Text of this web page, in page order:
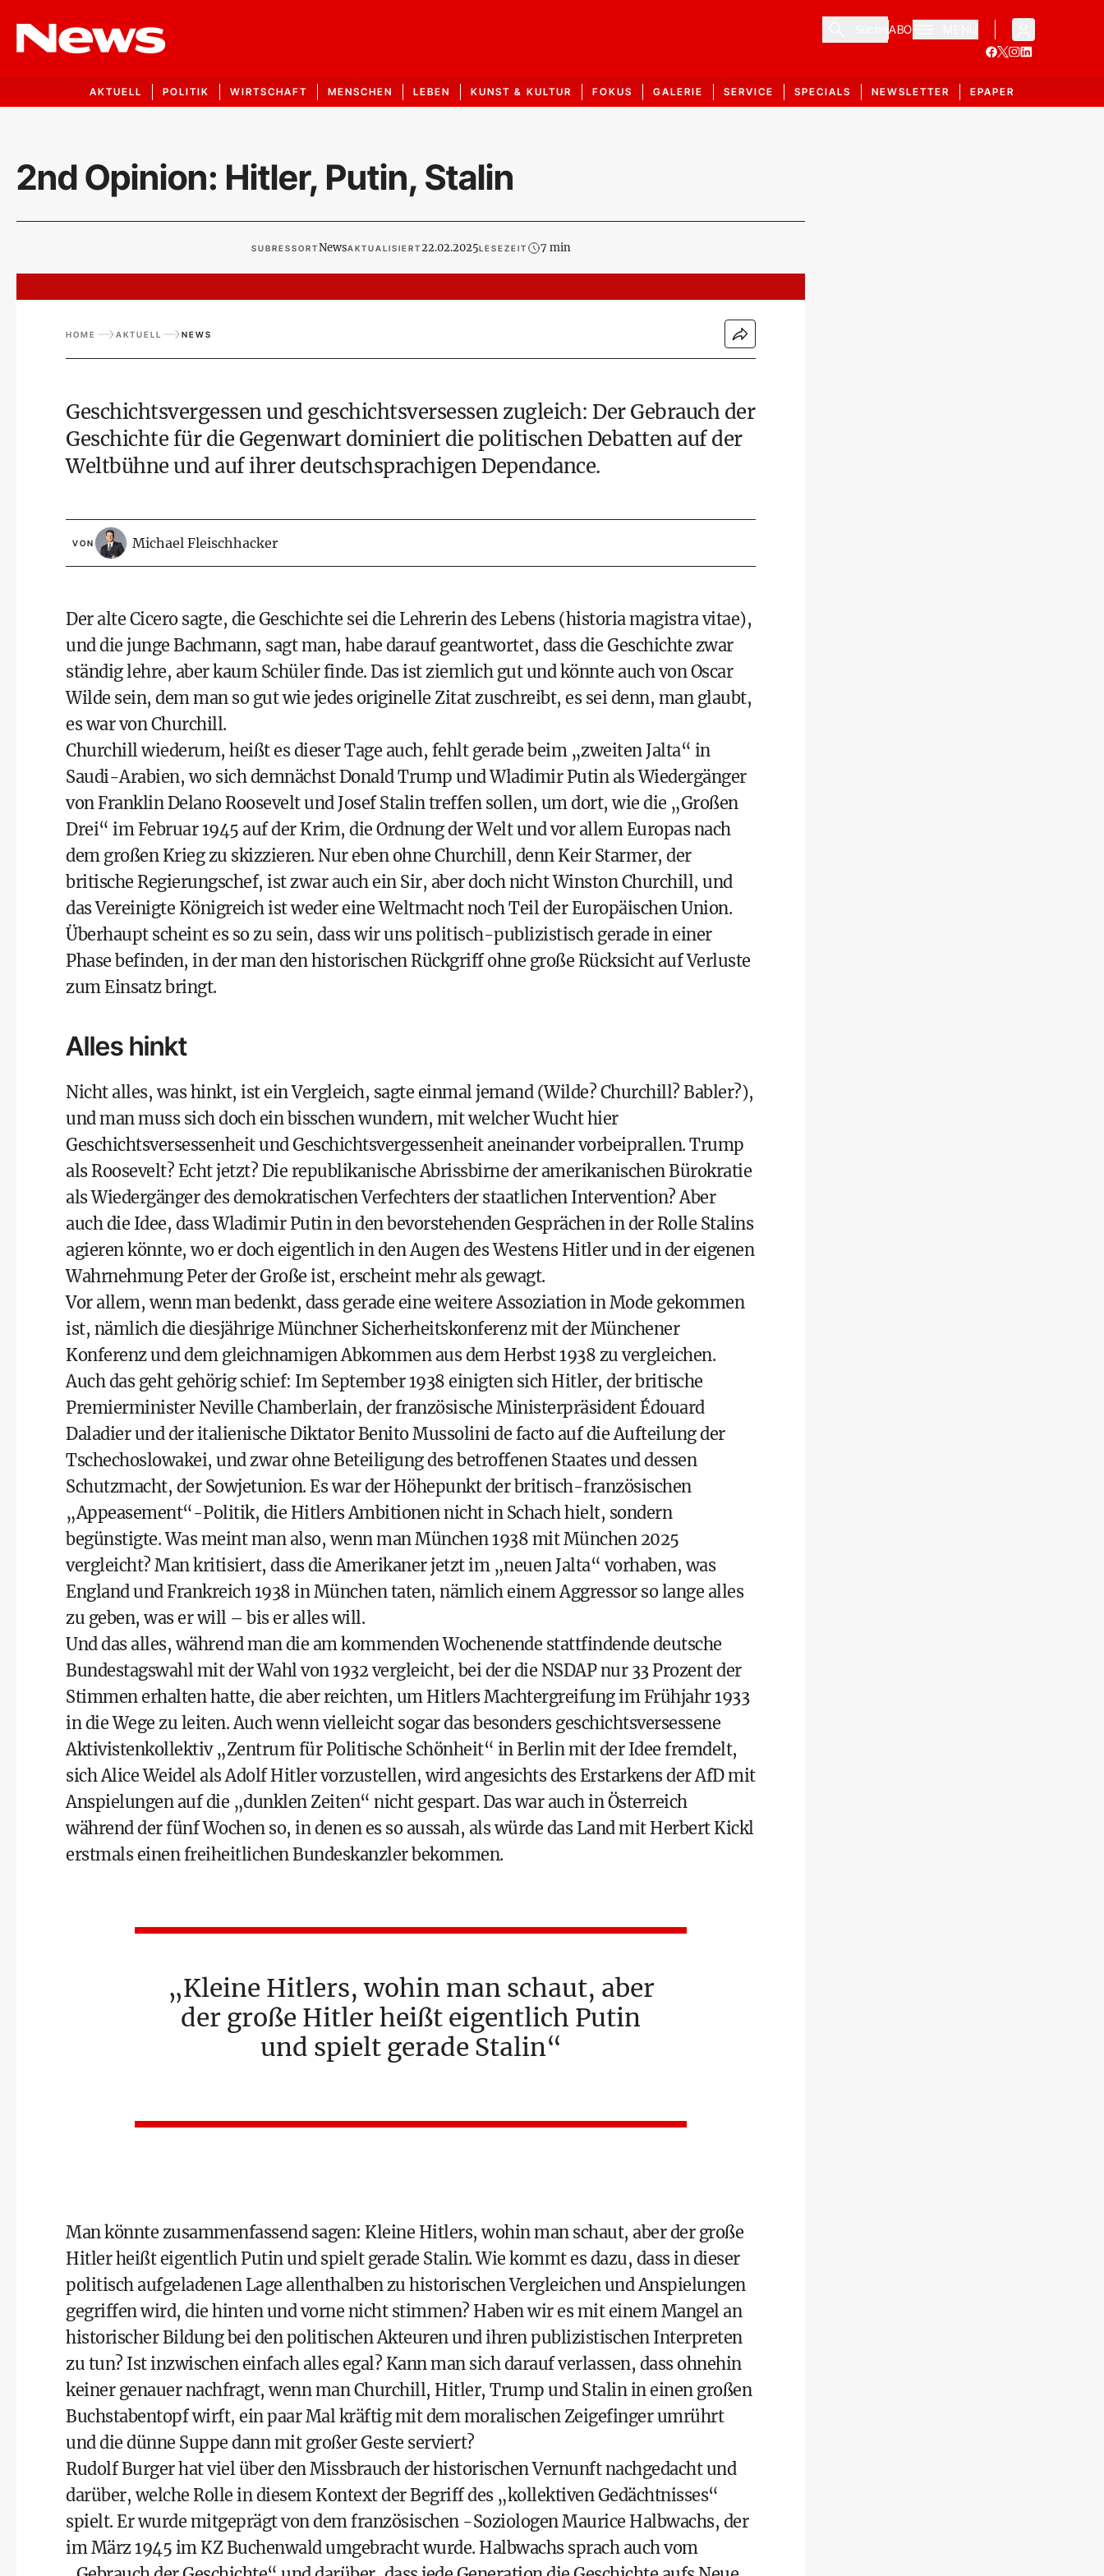
ABO
AKTUELL POLITIK WIRTSCHAFT MENSCHEN LEBEN KUNST & KULTUR FOKUS GALERIE SERVICE SPECIALS NEWSLETTER EPAPER
2nd Opinion: Hitler, Putin, Stalin
SUBRESSORTNewsAKTUALISIERT22.02.2025LESEZEIT 7 min
HOME AKTUELL NEWS
Geschichtsvergessen und geschichtsversessen zugleich: Der Gebrauch der
Geschichte für die Gegenwart dominiert die politischen Debatten auf der
Weltbühne und auf ihrer deutschsprachigen Dependance.
VON Michael Fleischhacker
Der alte Cicero sagte, die Geschichte sei die Lehrerin des Lebens (historia magistra vitae),
und die junge Bachmann, sagt man, habe darauf geantwortet, dass die Geschichte zwar
ständig lehre, aber kaum Schüler finde. Das ist ziemlich gut und könnte auch von Oscar
Wilde sein, dem man so gut wie jedes originelle Zitat zuschreibt, es sei denn, man glaubt,
es war von Churchill.
Churchill wiederum, heißt es dieser Tage auch, fehlt gerade beim „zweiten Jalta“ in
Saudi-Arabien, wo sich demnächst Donald Trump und Wladimir Putin als Wiedergänger
von Franklin Delano Roosevelt und Josef Stalin treffen sollen, um dort, wie die „Großen
Drei“ im Februar 1945 auf der Krim, die Ordnung der Welt und vor allem Europas nach
dem großen Krieg zu skizzieren. Nur eben ohne Churchill, denn Keir Starmer, der
britische Regierungschef, ist zwar auch ein Sir, aber doch nicht Winston Churchill, und
das Vereinigte Königreich ist weder eine Weltmacht noch Teil der Europäischen Union.
Überhaupt scheint es so zu sein, dass wir uns politisch-publizistisch gerade in einer
Phase befinden, in der man den historischen Rückgriff ohne große Rücksicht auf Verluste
zum Einsatz bringt.
Alles hinkt
Nicht alles, was hinkt, ist ein Vergleich, sagte einmal jemand (Wilde? Churchill? Babler?),
und man muss sich doch ein bisschen wundern, mit welcher Wucht hier
Geschichtsversessenheit und Geschichtsvergessenheit aneinander vorbeiprallen. Trump
als Roosevelt? Echt jetzt? Die republikanische Abrissbirne der amerikanischen Bürokratie
als Wiedergänger des demokratischen Verfechters der staatlichen Intervention? Aber
auch die Idee, dass Wladimir Putin in den bevorstehenden Gesprächen in der Rolle Stalins
agieren könnte, wo er doch eigentlich in den Augen des Westens Hitler und in der eigenen
Wahrnehmung Peter der Große ist, erscheint mehr als gewagt.
Vor allem, wenn man bedenkt, dass gerade eine weitere Assoziation in Mode gekommen
ist, nämlich die diesjährige Münchner Sicherheitskonferenz mit der Münchener
Konferenz und dem gleichnamigen Abkommen aus dem Herbst 1938 zu vergleichen.
Auch das geht gehörig schief: Im September 1938 einigten sich Hitler, der britische
Premierminister Neville Chamberlain, der französische Ministerpräsident Édouard
Daladier und der italienische Diktator Benito Mussolini de facto auf die Aufteilung der
Tschechoslowakei, und zwar ohne Beteiligung des betroffenen Staates und dessen
Schutzmacht, der Sowjetunion. Es war der Höhepunkt der britisch-französischen
„Appeasement“-Politik, die Hitlers Ambitionen nicht in Schach hielt, sondern
begünstigte. Was meint man also, wenn man München 1938 mit München 2025
vergleicht? Man kritisiert, dass die Amerikaner jetzt im „neuen Jalta“ vorhaben, was
England und Frankreich 1938 in München taten, nämlich einem Aggressor so lange alles
zu geben, was er will – bis er alles will.
Und das alles, während man die am kommenden Wochenende stattfindende deutsche
Bundestagswahl mit der Wahl von 1932 vergleicht, bei der die NSDAP nur 33 Prozent der
Stimmen erhalten hatte, die aber reichten, um Hitlers Machtergreifung im Frühjahr 1933
in die Wege zu leiten. Auch wenn vielleicht sogar das besonders geschichtsversessene
Aktivistenkollektiv „Zentrum für Politische Schönheit“ in Berlin mit der Idee fremdelt,
sich Alice Weidel als Adolf Hitler vorzustellen, wird angesichts des Erstarkens der AfD mit
Anspielungen auf die „dunklen Zeiten“ nicht gespart. Das war auch in Österreich
während der fünf Wochen so, in denen es so aussah, als würde das Land mit Herbert Kickl
erstmals einen freiheitlichen Bundeskanzler bekommen.
Kleine Hitlers, wohin man schaut, aber
der große Hitler heißt eigentlich Putin
und spielt gerade Stalin
Man könnte zusammenfassend sagen: Kleine Hitlers, wohin man schaut, aber der große
Hitler heißt eigentlich Putin und spielt gerade Stalin. Wie kommt es dazu, dass in dieser
politisch aufgeladenen Lage allenthalben zu historischen Vergleichen und Anspielungen
gegriffen wird, die hinten und vorne nicht stimmen? Haben wir es mit einem Mangel an
historischer Bildung bei den politischen Akteuren und ihren publizistischen Interpreten
zu tun? Ist inzwischen einfach alles egal? Kann man sich darauf verlassen, dass ohnehin
keiner genauer nachfragt, wenn man Churchill, Hitler, Trump und Stalin in einen großen
Buchstabentopf wirft, ein paar Mal kräftig mit dem moralischen Zeigefinger umrührt
und die dünne Suppe dann mit großer Geste serviert?
Rudolf Burger hat viel über den Missbrauch der historischen Vernunft nachgedacht und
darüber, welche Rolle in diesem Kontext der Begriff des „kollektiven Gedächtnisses“
spielt. Er wurde mitgeprägt von dem französischen -Soziologen Maurice Halbwachs, der
im März 1945 im KZ Buchenwald umgebracht wurde. Halbwachs sprach auch vom